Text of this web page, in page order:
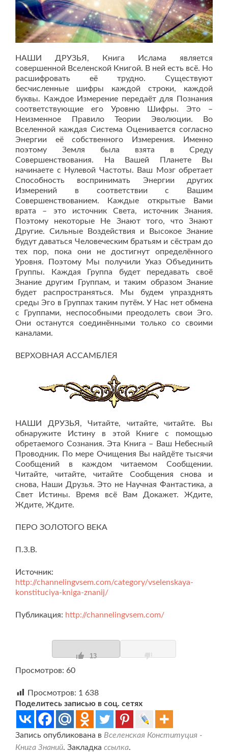
НАШИ ДРУЗЬЯ, Книга Ислама является
совершенной Вселенской Книгой. В ней есть всё. Но
расшифровать её трудно. Существуют
бесчисленные шифры каждой строки, каждой
буквы. Каждое Измерение передаёт для Познания
соответствующие его Уровню Шифры. Это –
Неизменное Правило Теории Эволюции. Во
Вселенной каждая Система Оценивается согласно
Энергии её собственного Измерения. Именно
поэтому Земля была взята в Среду
Совершенствования. На Вашей Планете Вы
начинаете с Нулевой Частоты. Ваш Мозг обретает
Способность воспринимать Энергии других
Измерений в соответствии с Вашим
Совершенствованием. Каждые открытые Вами
врата – это источник Света, источник Знания.
Поэтому некоторые Не Знают того, что Знают
Другие. Сильные Воздействия и Высокое Знание
будут даваться Человеческим братьям и сёстрам до
тех пор, пока они не достигнут определённого
Уровня. Поэтому Мы получили Указ Объединить
Группы. Каждая Группа будет передавать своё
Знание другим Группам, и таким образом Знание
будет распространяться. Мы будем упразднять
среды Эго в Группах таким путём. У Нас нет обмена
с Группами, неспособными преодолеть свои Эго.
Они останутся соединёнными только со своими
каналами.
ВЕРХОВНАЯ АССАМБЛЕЯ
НАШИ ДРУЗЬЯ, Читайте, читайте, читайте. Вы
обнаружите Истину в этой Книге с помощью
обретаемого Сознания. Эта Книга – Ваш Небесный
Проводник. По мере Очищения Вы найдёте тысячи
Сообщений в каждом читаемом Сообщении.
Читайте, читайте, читайте Сообщения снова и
снова, Наши Друзья. Это не Научная Фантастика, а
Свет Истины. Время всё Вам Докажет. Ждите,
Ждите, Ждите.
ПЕРО ЗОЛОТОГО ВЕКА
П.З.В.
Источник:
http://channelingvsem.com/category/vselenskaya-
konstituciya-kniga-znanij/
Публикация: http://channelingvsem.com/
13
Просмотров: 60
Просмотров: 1 638
Поделитесь записью в соц. сетях
Запись опубликована в Вселенская Конституция -
Книга Знаний. Закладка ссылка.